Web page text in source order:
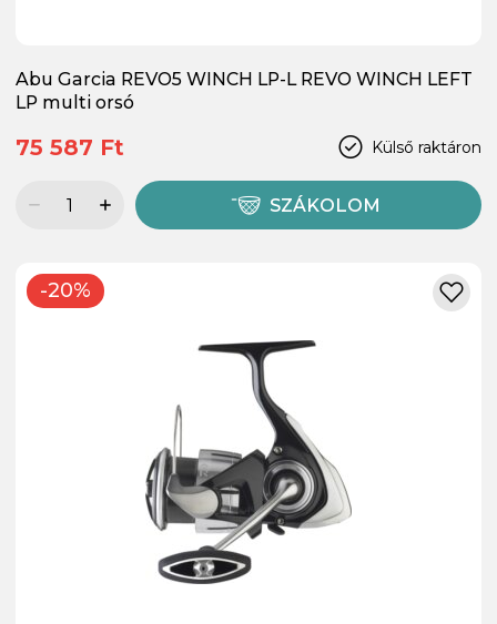
Abu Garcia REVO5 WINCH LP-L REVO WINCH LEFT
LP multi orsó
Külső raktáron
75 587 Ft
SZÁKOLOM
-20%